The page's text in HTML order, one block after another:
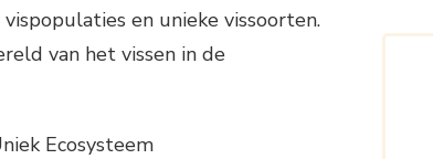
en unieke vissoorten.
van het vissen in de
Ecosysteem